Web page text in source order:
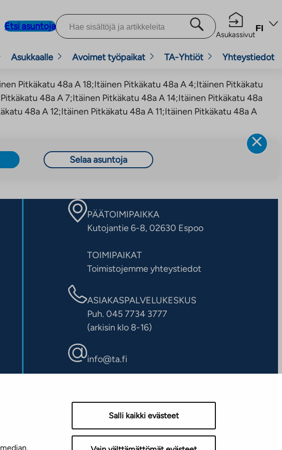
Salli kaikki evästeet
Etsi asuntoja
Asukassivut
FI
Asukkaalle Avoimet työpaikat TA-Yhtiöt Yhteystiedot
Pitkäkatu 48a A 18;Itäinen Pitkäkatu 48a A 4;Itäinen Pitkäkatu
48a A 7;Itäinen Pitkäkatu 48a A 14;Itäinen Pitkäkatu 48a
48a A 12;Itäinen Pitkäkatu 48a A 11;Itäinen Pitkäkatu 48a A
Selaa asuntoja
PÄÄTOIMIPAIKKA
Kutojantie 6-8, 02630 Espoo
TOIMIPAIKAT
Toimistojemme yhteystiedot
ASIAKASPALVELUKESKUS
Puh. 045 7734 3777
(arkisin klo 8-16)
info@ta.fi